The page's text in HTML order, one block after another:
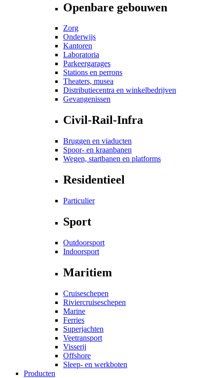
Openbare gebouwen
Zorg
Onderwijs
Kantoren
Laboratoria
Parkeergarages
Stations en perrons
Theaters, musea
Distributiecentra en winkelbedrijven
Gevangenissen
Civil-Rail-Infra
Bruggen en viaducten
Spoor- en kraanbanen
Wegen, startbanen en platforms
Residentieel
Particulier
Sport
Outdoorsport
Indoorsport
Maritiem
Cruiseschepen
Riviercruiseschepen
Marine
Ferries
Superjachten
Veetransport
Visserij
Offshore
Sleep- en werkboten
Producten